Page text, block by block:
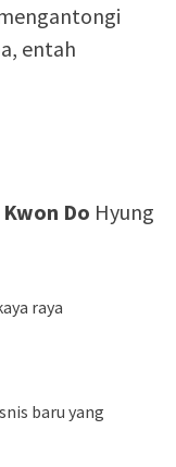
entah
Kwon Do Hyung
raya
baru yang